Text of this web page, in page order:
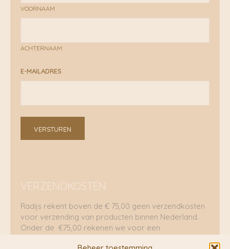
VOORNAAM
ACHTERNAAM
E-MAILADRES
VERSTUREN
VERZENDKOSTEN
Radijs rekent boven de € 75,00 geen verzendkosten
voor verzending van producten binnen Nederland.
Onder de €75,00 rekenen we voor een